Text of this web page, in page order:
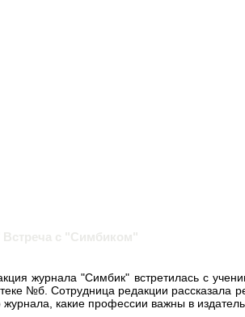
Встреча с "Симбиком"
журнала "Симбик" встретилась с
№б. Сотрудница редакции рассказала
какие профессии важны в